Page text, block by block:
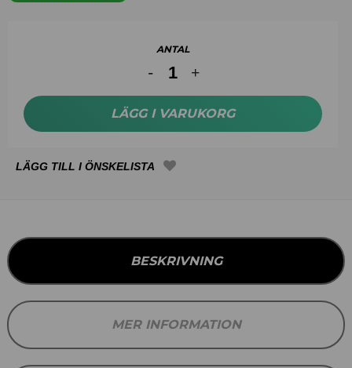
ANTAL
LÄGG I VARUKORG
BESKRIVNING
MER INFORMATION